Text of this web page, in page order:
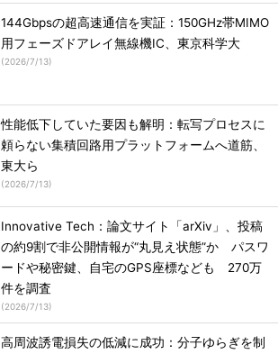
144Gbpsの超高速通信を実証：150GHz帯MIMO
用フェーズドアレイ無線機IC、東京科学大
(2026/7/13)
性能低下していた要因も解明：転写プロセスに
頼らない集積回路用プラットフォームへ道筋、
東大ら
(2026/7/13)
Innovative Tech：論文サイト「arXiv」、投稿
の約9割で非公開情報が“丸見え状態”か パスワ
ードや秘密鍵、自宅のGPS座標なども 270万
件を調査
(2026/7/13)
高周波誘電損失の低減に成功：分子ゆらぎを制